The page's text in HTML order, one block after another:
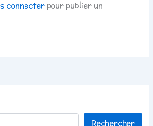
connecter pour publier un
Rechercher